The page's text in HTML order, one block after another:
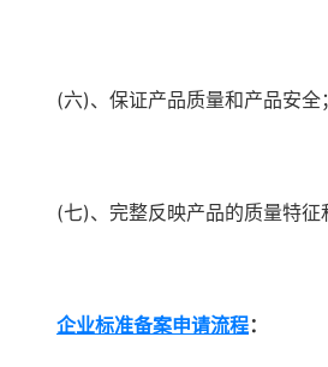
(六)、保证产品质量和产品安全；
(七)、完整反映产品的质量特征
企业标准备案申请流程：